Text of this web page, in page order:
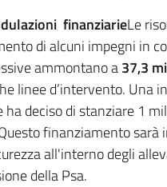
finanziarieLe
di alcuni impegni in
ammontano a37,3
linee d’intervento. Una
ha deciso di stanziare 1
finanziamento
all'interno degli
della Psa.